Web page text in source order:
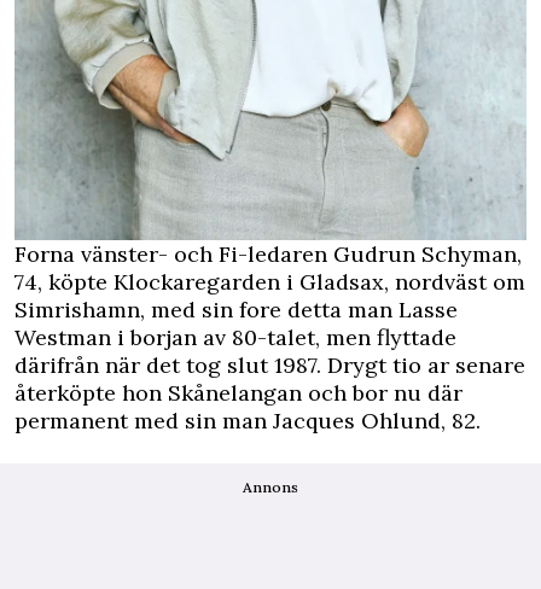
Forna vänster- och Fi-ledaren Gudrun Schyman,
74, köpte Klockaregarden i Gladsax, nordväst om
Simrishamn, med sin fore detta man Lasse
Westman i borjan av 80-talet, men flyttade
därifrån när det tog slut 1987. Drygt tio ar senare
återköpte hon Skånelangan och bor nu där
permanent med sin man Jacques Ohlund, 82.
Annons